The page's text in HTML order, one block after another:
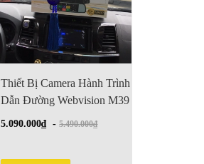
Thiết Bị Camera Hành Trình
Dẫn Đường Webvision M39
5.090.000₫ -5.490.000₫